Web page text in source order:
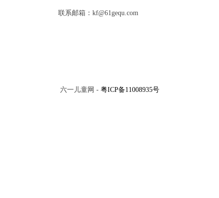
联系邮箱：kf@61gequ.com
六一儿童网 - 粤ICP备11008935号